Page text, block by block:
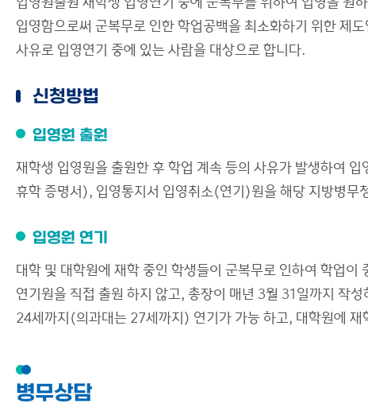
입영함으로써 군복무로 인한 학업공백을 최소화하기 위한 제
사유로 입영연기 중에 있는 사람을 대상으로 합니다.
신청방법
입영원 출원
재학생 입영원을 출원한 후 학업 계속 등의 사유가 발생하여
휴학 증명서), 입영통지서 입영취소(연기)원을 해당 지방병무
입영원 연기
대학 및 대학원에 재학 중인 학생들이 군복무로 인하여 학업
연기원을 직접 출원 하지 않고, 총장이 매년 3월 31일까지 작
24세까지(의과대는 27세까지) 연기가 가능 하고, 대학원에
병무상담